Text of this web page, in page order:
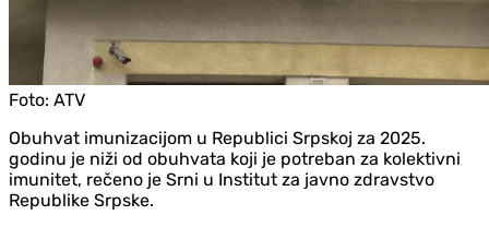
Foto: ATV
Obuhvat imunizacijom u Republici Srpskoj za 2025.
godinu je niži od obuhvata koji je potreban za kolektivni
imunitet, rečeno je Srni u Institut za javno zdravstvo
Republike Srpske.